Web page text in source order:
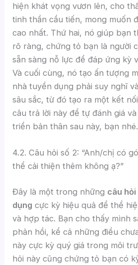
hiện khát vọng vươn lên, cho
tinh thần cầu tiến, mong muốn
cao nhất. Thứ hai, nó giúp bạn
rõ ràng, chứng tỏ bạn là người
sẵn sàng nỗ lực để đáp ứng kỳ
Và cuối cùng, nó tạo ấn tượng
nhà tuyển dụng phải suy nghĩ
sâu sắc, từ đó tạo ra một kết
câu trả lời này để tự đánh giá
triển bản thân sau này, bạn nhé.
4.2. Câu hỏi số 2: “Anh/chị có
thể cải thiện thêm không ạ?”
Đây là một trong những câu
dụng cực kỳ hiệu quả để thể
và hợp tác. Bạn cho thấy mình
phản hồi, kể cả những điều
này cực kỳ quý giá trong môi
hỏi này cũng chứng tỏ bạn có